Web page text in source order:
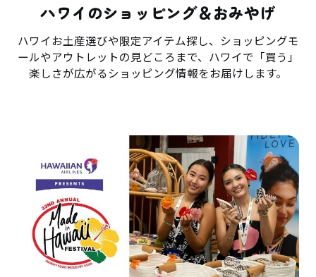
ハワイのショッピング＆おみやげ
ハワイお土産選びや限定アイテム探し、ショッピングモ
ールやアウトレットの見どころまで、ハワイで「買う」
楽しさが広がるショッピング情報をお届けします。